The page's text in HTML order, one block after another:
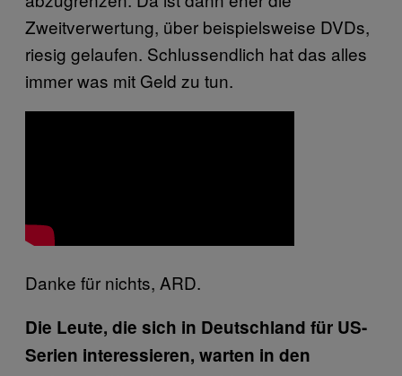
Zweitverwertung, über beispielsweise DVDs,
riesig gelaufen. Schlussendlich hat das alles
immer was mit Geld zu tun.
Danke für nichts, ARD.
Die Leute, die sich in Deutschland für US-
Serien interessieren, warten in den